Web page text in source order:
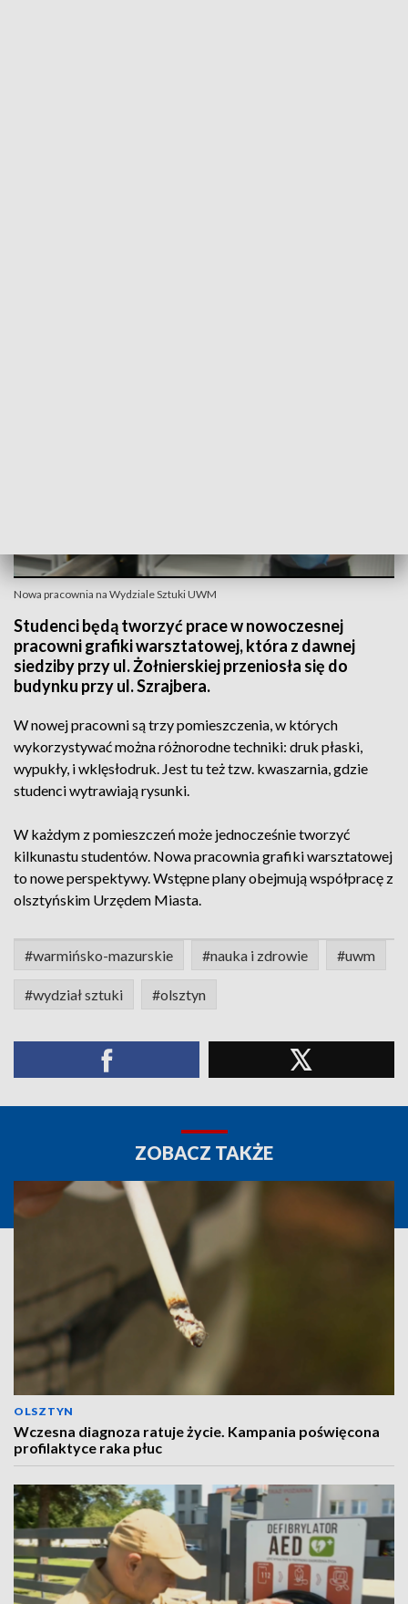
Nowa pracownia na Wydziale Sztuki UWM
Studenci będą tworzyć prace w nowoczesnej
pracowni grafiki warsztatowej, która z dawnej
siedziby przy ul. Żołnierskiej przeniosła się do
budynku przy ul. Szrajbera.
W nowej pracowni są trzy pomieszczenia, w których
wykorzystywać można różnorodne techniki: druk płaski,
wypukły, i wklęsłodruk. Jest tu też tzw. kwaszarnia, gdzie
studenci wytrawiają rysunki.
W każdym z pomieszczeń może jednocześnie tworzyć
kilkunastu studentów. Nowa pracownia grafiki warsztatowej
to nowe perspektywy. Wstępne plany obejmują współpracę z
olsztyńskim Urzędem Miasta.
#warmińsko-mazurskie #nauka i zdrowie #uwm
#wydział sztuki #olsztyn
ZOBACZ TAKŻE
OLSZTYN
Wczesna diagnoza ratuje życie. Kampania poświęcona
profilaktyce raka płuc